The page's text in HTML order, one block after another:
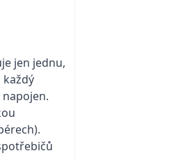
jen jednu,